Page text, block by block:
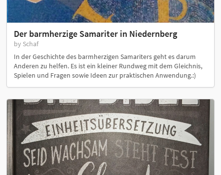
Der barmherzige Samariter in Niedernberg
by Schaf
In der Geschichte des barmherzigen Samariters geht es darum
Anderen zu helfen. Es ist ein kleiner Rundweg mit dem Gleichnis,
Spielen und Fragen sowie Ideen zur praktischen Anwendung.:)